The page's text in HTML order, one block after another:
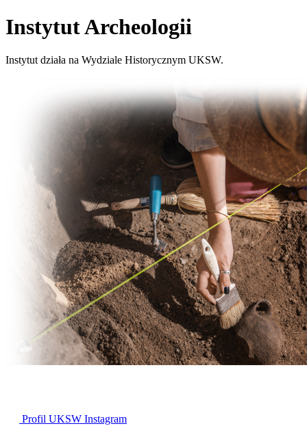
Instytut Archeologii
Instytut działa na Wydziale Historycznym UKSW.
Profil UKSW Instagram